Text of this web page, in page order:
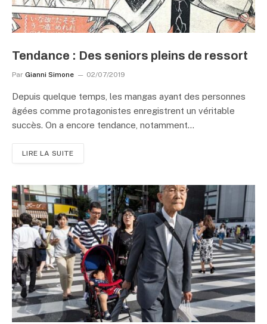
Tendance : Des seniors pleins de ressort
Par Gianni Simone 02/07/2019
Depuis quelque temps, les mangas ayant des personnes
âgées comme protagonistes enregistrent un véritable
succès. On a encore tendance, notamment…
LIRE LA SUITE